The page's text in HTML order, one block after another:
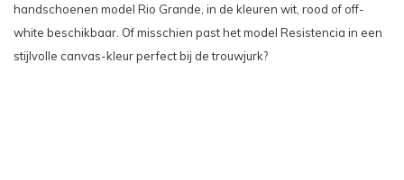
handschoenen model Rio Grande , in de kleuren wit, rood of off-
white beschikbaar. Of misschien past het model Resistencia in een
stijlvolle canvas-kleur perfect bij de trouwjurk?